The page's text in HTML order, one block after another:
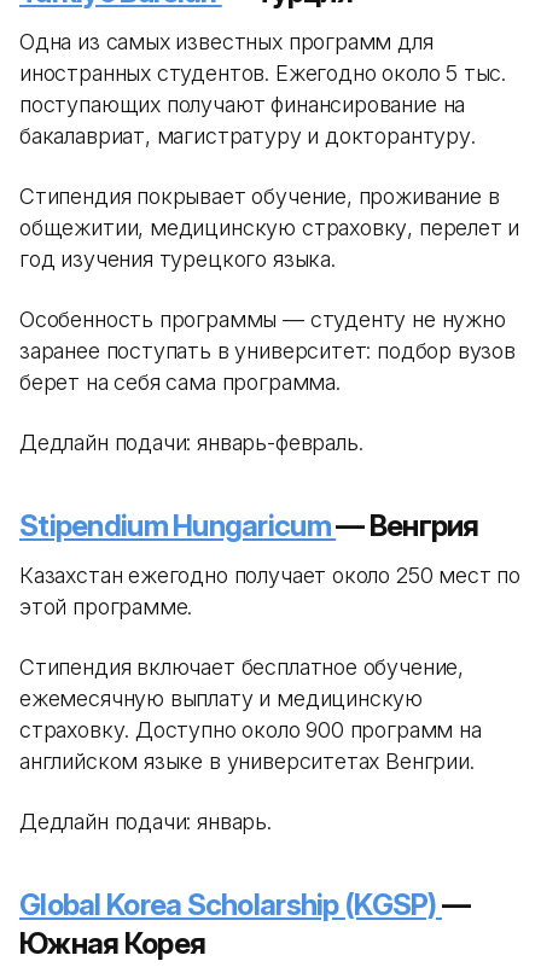
Одна из самых известных программ для
иностранных студентов. Ежегодно около 5 тыс.
поступающих получают финансирование на
бакалавриат, магистратуру и докторантуру.
Стипендия покрывает обучение, проживание в
общежитии, медицинскую страховку, перелет и
год изучения турецкого языка.
Особенность программы — студенту не нужно
заранее поступать в университет: подбор вузов
берет на себя сама программа.
Дедлайн подачи: январь-февраль.
Stipendium Hungaricum— Венгрия
Казахстан ежегодно получает около 250 мест по
этой программе.
Стипендия включает бесплатное обучение,
ежемесячную выплату и медицинскую
страховку. Доступно около 900 программ на
английском языке в университетах Венгрии.
Дедлайн подачи: январь.
Global Korea Scholarship (KGSP)—
Южная Корея